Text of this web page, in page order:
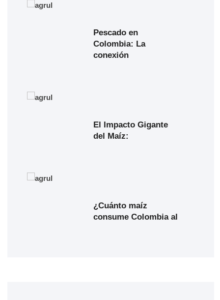
Pescado en
Colombia: La
conexión
El Impacto Gigante
del Maíz:
¿Cuánto maíz
consume Colombia al